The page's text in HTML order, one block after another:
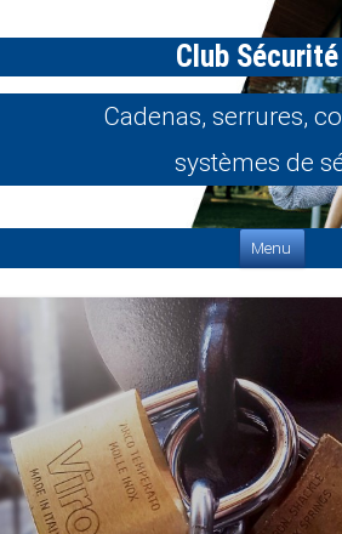
Club Sécurité
Cadenas, serrures,
systèmes de
Menu